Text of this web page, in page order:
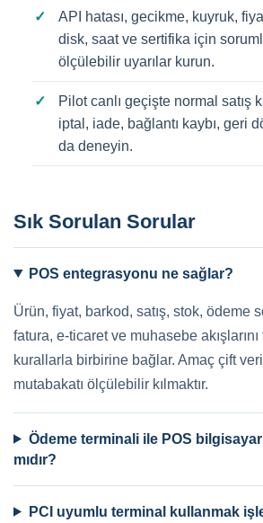
API hatası, gecikme, kuyruk,
disk, saat ve sertifika için
ölçülebilir uyarılar kurun.
Pilot canlı geçişte normal satış
iptal, iade, bağlantı kaybı, geri
da deneyin.
Sık Sorulan Sorular
POS entegrasyonu ne sağlar?
Ürün, fiyat, barkod, satış, stok, ödeme
fatura, e-ticaret ve muhasebe akışlarını
kurallarla birbirine bağlar. Amaç çift
mutabakatı ölçülebilir kılmaktır.
Ödeme terminali ile POS
mıdır?
PCI uyumlu terminal kullanmak